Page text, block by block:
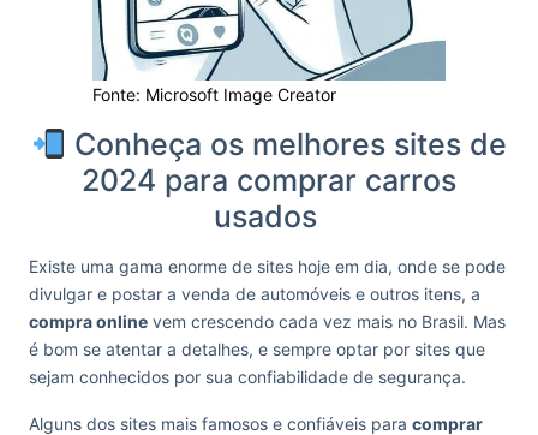
Fonte: Microsoft Image Creator
Conheça os melhores sites de
2024 para comprar carros
usados
Existe uma gama enorme de sites hoje em dia, onde se pode
divulgar e postar a venda de automóveis e outros itens, a
compra online vem crescendo cada vez mais no Brasil. Mas
é bom se atentar a detalhes, e sempre optar por sites que
sejam conhecidos por sua confiabilidade de segurança.
Alguns dos sites mais famosos e confiáveis para comprar